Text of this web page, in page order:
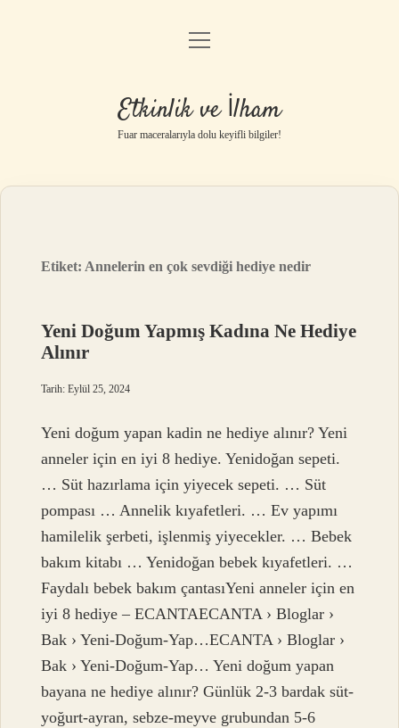
Anasayfa
Gizlilik Politikası
Yasal Uyarı
menüyü
Etkinlik ve İlham
Fuar maceralarıyla dolu keyifli bilgiler!
Etiket: Annelerin en çok sevdiği hediye nedir
Yeni Doğum Yapmış Kadına Ne Hediye
Alınır
Tarih: Eylül 25, 2024
Yeni doğum yapan kadin ne hediye alınır? Yeni
anneler için en iyi 8 hediye. Yenidoğan sepeti.
… Süt hazırlama için yiyecek sepeti. … Süt
pompası … Annelik kıyafetleri. … Ev yapımı
hamilelik şerbeti, işlenmiş yiyecekler. … Bebek
bakım kitabı … Yenidoğan bebek kıyafetleri. …
Faydalı bebek bakım çantasıYeni anneler için en
iyi 8 hediye – ECANTAECANTA › Bloglar ›
Bak › Yeni-Doğum-Yap…ECANTA › Bloglar ›
Bak › Yeni-Doğum-Yap… Yeni doğum yapan
bayana ne hediye alınır? Günlük 2-3 bardak süt-
yoğurt-ayran, sebze-meyve grubundan 5-6